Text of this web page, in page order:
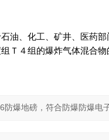
油、化工、矿井、医药部
Ｔ４组的爆炸气体混合物